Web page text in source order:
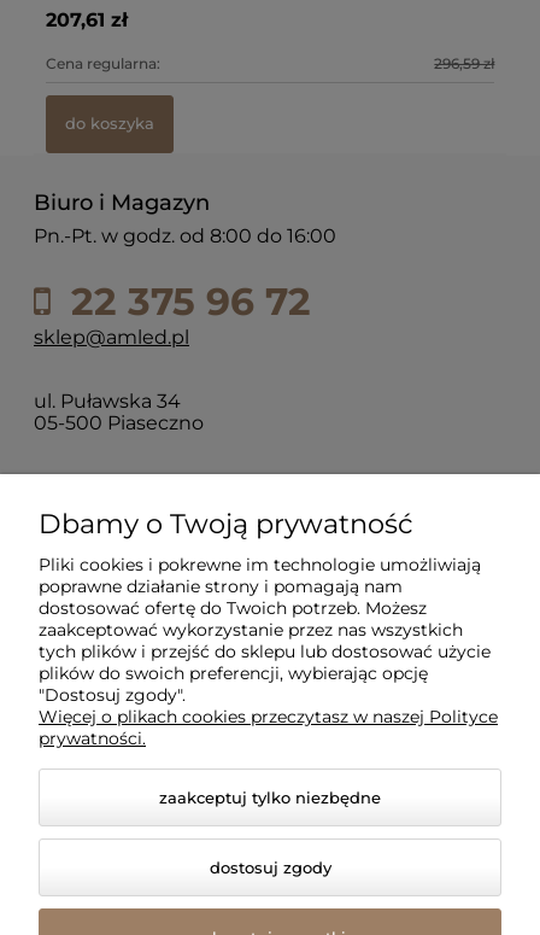
207,61 zł
Cena regularna: 296,59 zł
do koszyka
Biuro i Magazyn
Pn.-Pt. w godz. od 8:00 do 16:00
22 375 96 72
sklep@amled.pl
ul. Puławska 34
05-500 Piaseczno
Dla klientów
Informacje
O firmie
© 2026 amled.pl. Wszelkie prawa zastrzeżone.
Dbamy o Twoją prywatność
Pliki cookies i pokrewne im technologie umożliwiają
poprawne działanie strony i pomagają nam
dostosować ofertę do Twoich potrzeb. Możesz
zaakceptować wykorzystanie przez nas wszystkich
tych plików i przejść do sklepu lub dostosować użycie
plików do swoich preferencji, wybierając opcję
"Dostosuj zgody".
Więcej o plikach cookies przeczytasz w naszej Polityce
prywatności.
zaakceptuj tylko niezbędne
dostosuj zgody